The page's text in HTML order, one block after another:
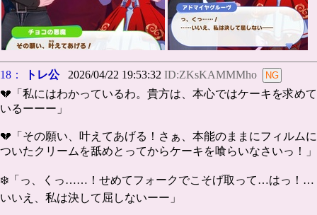
18： トレ公2026/04/22 19:53:32 ID:ZKsKAMMMho
💔「私にはわかっているわ。貴方は、本心ではケーキを求めて
いるーーー」
💔「その願い、叶えてあげる！さぁ、本能のままにフィルムに
ついたクリームを舐めとってからケーキを喰らいなさいっ！」
❄️「っ、くっ……！せめてフォークでこそげ取って…はっ！…
いいえ、私は決して屈しないーー」